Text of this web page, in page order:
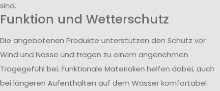
sind.
Funktion und Wetterschutz
Die angebotenen Produkte unterstützen den Schutz vor
Wind und Nässe und tragen zu einem angenehmen
Tragegefühl bei. Funktionale Materialien helfen dabei, auch
bei längeren Aufenthalten auf dem Wasser komfortabel